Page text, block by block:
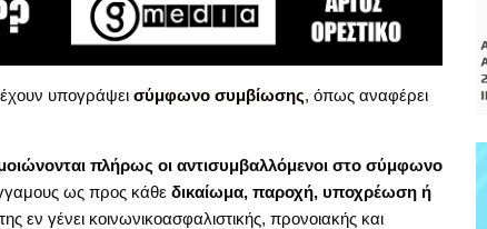
έχουν υπογράψει σύμφωνο συμβίωσης, όπως αναφέρει
πλήρως οι αντισυμβαλλόμενοι στο σύμφωνο
ως προς κάθε δικαίωμα, παροχή, υποχρέωση ή
εν γένει κοινωνικοασφαλιστικής, προνοιακής και